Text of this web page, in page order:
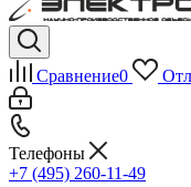
Сравнение0
Телефоны
+7 (495) 260-11-49